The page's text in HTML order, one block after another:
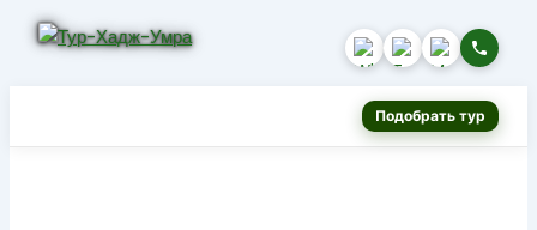
Подобрать тур